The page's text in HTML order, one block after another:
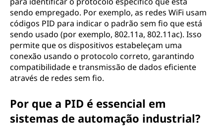
sendo empregado. Por exemplo, as redes WiFi usam
códigos PID para indicar o padrão sem fio que está
sendo usado (por exemplo, 802.11a, 802.11ac). Isso
permite que os dispositivos estabeleçam uma
conexão usando o protocolo correto, garantindo
compatibilidade e transmissão de dados eficiente
através de redes sem fio.
Por que a PID é essencial em
sistemas de automação industrial?